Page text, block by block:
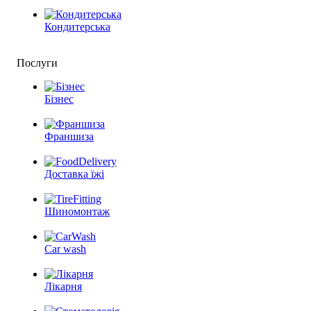
Кондитерська
Послуги
Бізнес
Франшиза
Доставка їжі
Шиномонтаж
Car wash
Лікарня